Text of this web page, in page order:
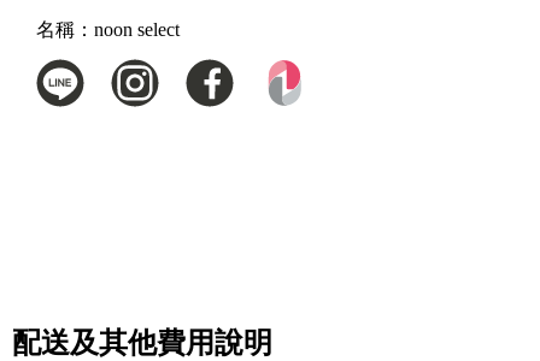
名稱： noon select
配送及其他費用說明